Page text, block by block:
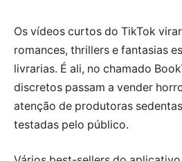
Os vídeos curtos do TikTok
romances, thrillers e fantasias
livrarias. É ali, no chamado
discretos passam a vender
atenção de produtoras
testadas pelo público.